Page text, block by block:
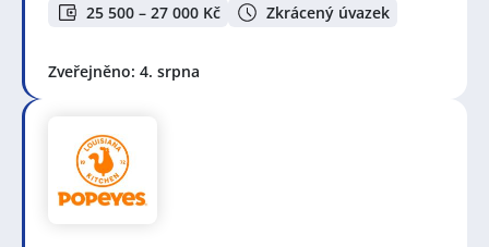
25 500 – 27 000 Kč Zkrácený úvazek
Zveřejněno: 4. srpna